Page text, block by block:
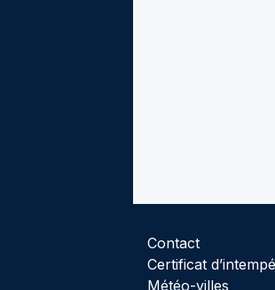
Contact
Certificat
Météo-villes